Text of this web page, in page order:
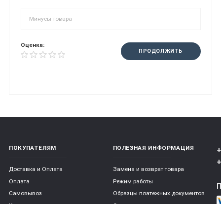
Оценка:
ПРОДОЛЖИТЬ
ПОКУПАТЕЛЯМ
Доставка и Оплата
Оплата
Самовывоз
ПОЛЕЗНАЯ ИНФОРМАЦИЯ
Замена и возврат товара
Режим работы
Образцы платежных документов